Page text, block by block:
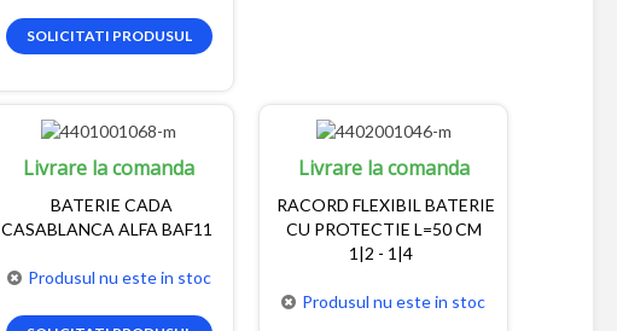
SOLICITATI PRODUSUL
Livrare la comanda
BATERIE CADA
CASABLANCA ALFA BAF11
Produsul nu este in stoc
Livrare la comanda
RACORD FLEXIBIL BATERIE
CU PROTECTIE L=50 CM
1|2 - 1|4
Produsul nu este in stoc